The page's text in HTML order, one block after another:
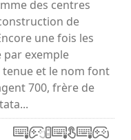
des centres
de
une fois les
exemple
tenue et le nom font
700, frère de